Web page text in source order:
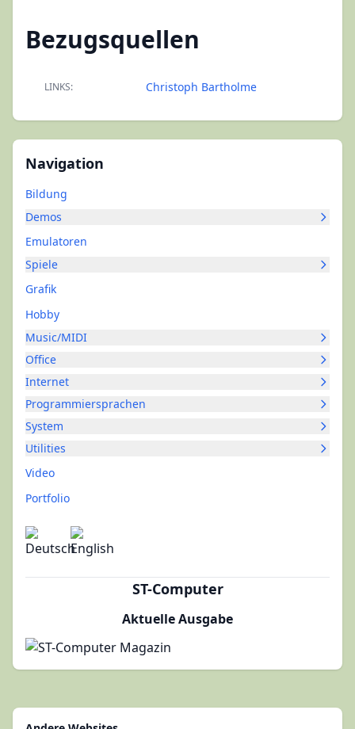
Navigation
Bildung
Demos
Emulatoren
Spiele
Grafik
Hobby
Music/MIDI
Office
Internet
Programmiersprachen
System
Utilities
Video
Portfolio
ST-Computer
Aktuelle Ausgabe
Bezugsquellen
LINKS: Christoph Bartholme